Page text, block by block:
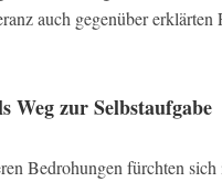
auch gegenüber
Weg zur Selbstaufgabe
Bedrohungen fürchten